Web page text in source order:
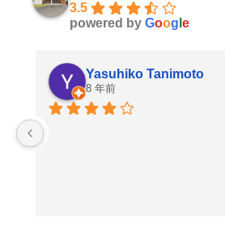
3.5
powered by Goog e
Yasuhiko Tanimoto
8 年前